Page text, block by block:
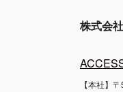
株式会
【本社】